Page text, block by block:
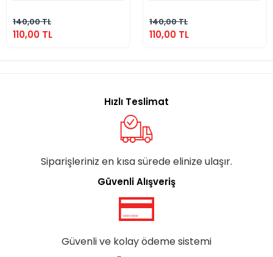
140,00 TL
110,00 TL
140,00 TL
110,00 TL
Hızlı Teslimat
Siparişleriniz en kısa sürede elinize ulaşır.
Güvenli Alışveriş
Güvenli ve kolay ödeme sistemi